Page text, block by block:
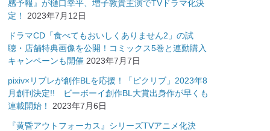
感予報』が樋口幸平、増子敦貴主演でTVドラマ化決
定！
2023年7月12日
ドラマCD「食べてもおいしくありません2」の試
聴・店舗特典画像を公開！コミックス5巻と連動購入
キャンペーンも開催 2023年7月7日
pixiv×リブレが創作BLを応援！「ピクリブ」2023年8
月創刊決定!! ビーボーイ創作BL大賞出身作が早くも
連載開始！
2023年7月6日
『黄昏アウトフォーカス』シリーズTVアニメ化決